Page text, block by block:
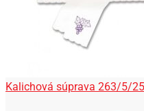
Kalichová súprava 263/5/25